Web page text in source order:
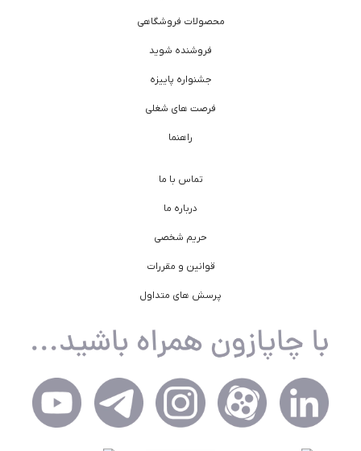
محصولات فروشگاهی
فروشنده شوید
جشنواره پاییزه
فرصت های شغلی
راهنما
تماس با ما
درباره ما
حریم شخصی
قوانین و مقررات
پرسش های متداول